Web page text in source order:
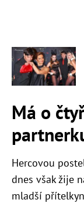
Má o
Hercovou
dnes však žije
mladší